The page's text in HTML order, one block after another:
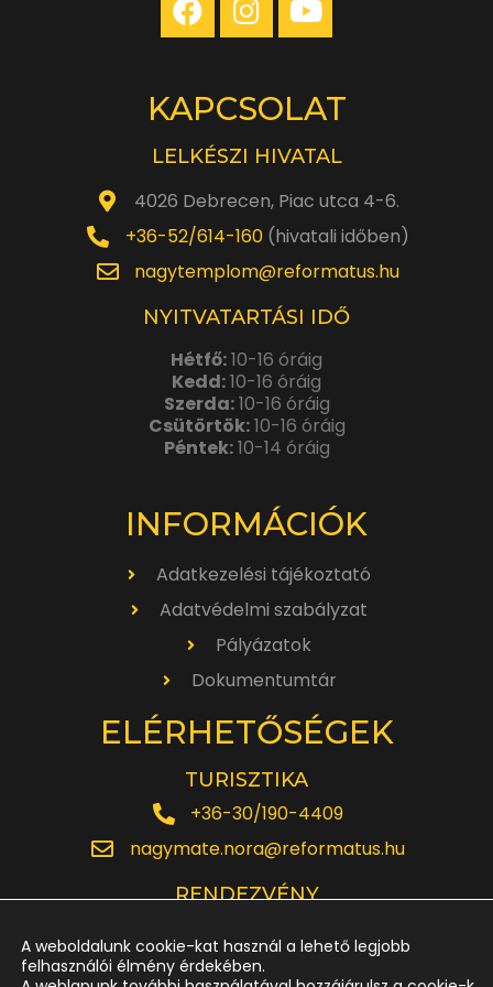
KAPCSOLAT
LELKÉSZI HIVATAL
4026 Debrecen, Piac utca 4-6.
+36-52/614-160(hivatali időben)
nagytemplom@reformatus.hu
NYITVATARTÁSI IDŐ
Hétfő:10-16 óráig
Kedd:10-16 óráig
Szerda:10-16 óráig
Csütörtök:10-16 óráig
Péntek:10-14 óráig
INFORMÁCIÓK
Adatkezelési tájékoztató
Adatvédelmi szabályzat
Pályázatok
Dokumentumtár
ELÉRHETŐSÉGEK
TURISZTIKA
+36-30/190-4409
nagymate.nora@reformatus.hu
RENDEZVÉNY
rendezveny.nagytemplom@reformatus.hu
A weboldalunk cookie-kat használ a lehető legjobb
felhasználói élmény érdekében.